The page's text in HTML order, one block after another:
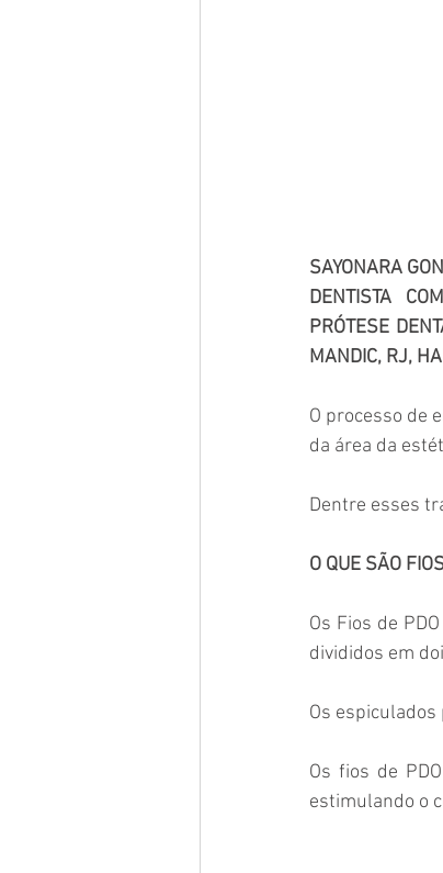
SAYONARA
DENTISTA
PRÓTESE
MANDIC, RJ,
O processo de
da área da
Dentre esses
O QUE SÃO
Os Fios de
divididos em
Os
Os fios de
estimulando o